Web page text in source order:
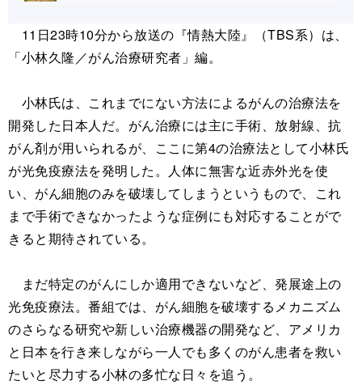
11日23時10分から放送の『情熱大陸』（TBS系）は、
「小林久隆／がん治療研究者」編。
小林氏は、これまでにない方法によるがんの治療法を
開発した日本人だ。がん治療には主に手術、放射線、抗
がん剤が用いられるが、ここに第4の治療法として小林氏
が光免疫療法を発明した。人体に無害な近赤外光を使
い、がん細胞のみを破壊してしまうというもので、これ
まで手術できなかったような症例にも対応することがで
きると期待されている。
まだ特定のがんにしか適用できないなど、発展途上の
光免疫療法。番組では、がん細胞を破壊するメカニズム
のさらなる研究や新しい治療機器の開発など、アメリカ
と日本を行き来しながら一人でも多くのがん患者を救い
たいと尽力する小林の多忙な日々を追う。